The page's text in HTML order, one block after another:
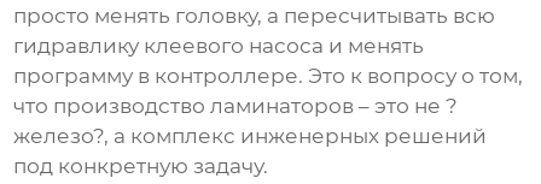
просто менять головку, а пересчитывать всю
гидравлику клеевого насоса и менять
программу в контроллере. Это к вопросу о том,
что производство ламинаторов – это не ?
железо?, а комплекс инженерных решений
под конкретную задачу.